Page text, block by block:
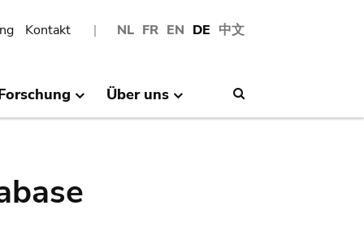
NL FR EN DE 中文
Kontakt
Über uns